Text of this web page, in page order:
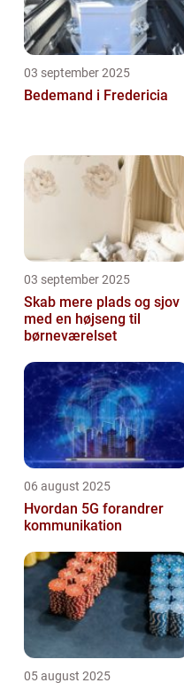
03 september 2025
Bedemand i Fredericia
03 september 2025
Skab mere plads og sjov
med en højseng til
børneværelset
06 august 2025
Hvordan 5G forandrer
kommunikation
05 august 2025